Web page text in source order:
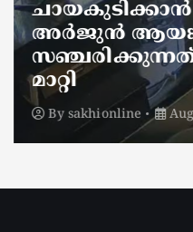
ചായകുടിക്കാൻ
അർജുൻ
മാറ്റി
By sakhionline